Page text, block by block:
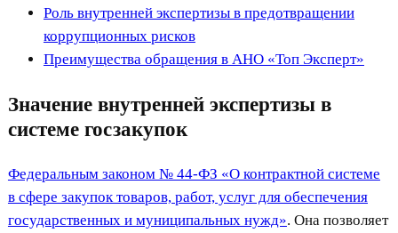
Роль внутренней экспертизы в предотвращении
коррупционных рисков
Преимущества обращения в АНО «Топ Эксперт»
Значение внутренней экспертизы в
системе госзакупок
Федеральным законом № 44-ФЗ «О контрактной системе
в сфере закупок товаров, работ, услуг для обеспечения
государственных и муниципальных нужд». Она позволяет